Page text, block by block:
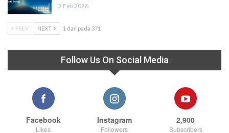
2 Feb 2026
PREV NEXT 1 daripada 371
Follow Us On Social Media
Facebook
Likes
Instagram
Followers
2,900
Subscribers